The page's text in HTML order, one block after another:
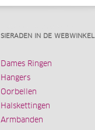
SIERADEN IN DE WEBWINKEL
Dames Ringen
Hangers
Oorbellen
Halskettingen
Armbanden